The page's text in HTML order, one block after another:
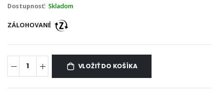
Dostupnosť: Skladom
ZÁLOHOVANÉ
VLOŽIŤ DO KOŠÍKA